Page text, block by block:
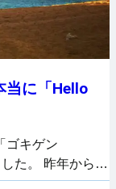
当に「Hello
ゴキゲン
した。 昨年から…